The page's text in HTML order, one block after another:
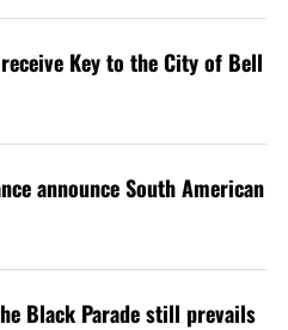
Key to the City of Bell
announce South American
Black Parade still prevails